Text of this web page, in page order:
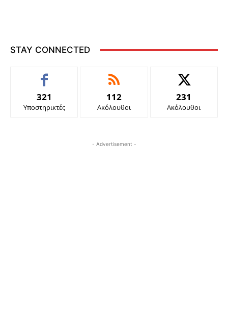
STAY CONNECTED
321
Υποστηρικτές
112
Ακόλουθοι
231
Ακόλουθοι
- Advertisement -